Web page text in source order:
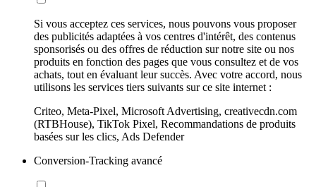
Si vous acceptez ces services, nous pouvons vous proposer
des publicités adaptées à vos centres d'intérêt, des contenus
sponsorisés ou des offres de réduction sur notre site ou nos
produits en fonction des pages que vous consultez et de vos
achats, tout en évaluant leur succès. Avec votre accord, nous
utilisons les services tiers suivants sur ce site internet :
Criteo, Meta-Pixel, Microsoft Advertising, creativecdn.com
(RTBHouse), TikTok Pixel, Recommandations de produits
basées sur les clics, Ads Defender
Conversion-Tracking avancé